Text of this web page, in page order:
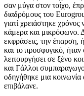
σαν μύγα στον τοίχο,
διαδρόμους του
γιατί χρειάστηκε
κάμερα και μικρόφωνο.
εκφράσεις, την έπαρση,
και το προσφυγικό,
λειτουργήσει σε ξένο
και Γάλλοι
οδηγήθηκε μια κοινωνία
επιβάλανε.